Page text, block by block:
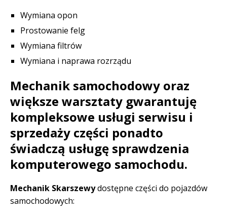
Wymiana opon
Prostowanie felg
Wymiana filtrów
Wymiana i naprawa rozrządu
Mechanik samochodowy oraz
większe warsztaty gwarantuję
kompleksowe usługi serwisu i
sprzedaży części ponadto
świadczą usługę sprawdzenia
komputerowego samochodu.
Mechanik Skarszewydostępne części do pojazdów
samochodowych: